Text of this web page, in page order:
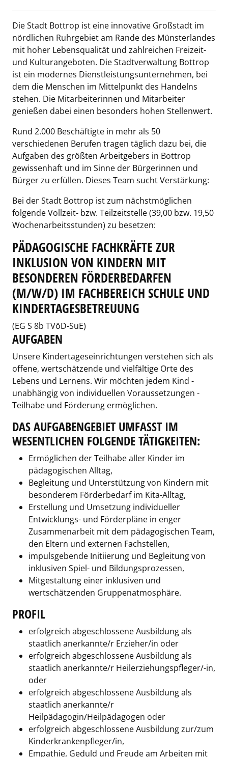
Die Stadt Bottrop ist eine innovative Großstadt im
nördlichen Ruhrgebiet am Rande des Münsterlandes
mit hoher Lebensqualität und zahlreichen Freizeit-
und Kulturangeboten. Die Stadtverwaltung Bottrop
ist ein modernes Dienstleistungsunternehmen, bei
dem die Menschen im Mittelpunkt des Handelns
stehen. Die Mitarbeiterinnen und Mitarbeiter
genießen dabei einen besonders hohen Stellenwert.
Rund 2.000 Beschäftigte in mehr als 50
verschiedenen Berufen tragen täglich dazu bei, die
Aufgaben des größten Arbeitgebers in Bottrop
gewissenhaft und im Sinne der Bürgerinnen und
Bürger zu erfüllen. Dieses Team sucht Verstärkung:
Bei der Stadt Bottrop ist zum nächstmöglichen
folgende Vollzeit- bzw. Teilzeitstelle (39,00 bzw. 19,50
Wochenarbeitsstunden) zu besetzen:
PÄDAGOGISCHE FACHKRÄFTE ZUR
INKLUSION VON KINDERN MIT
BESONDEREN FÖRDERBEDARFEN
(M/W/D) IM FACHBEREICH SCHULE UND
KINDERTAGESBETREUUNG
(EG S 8b TVöD-SuE)
AUFGABEN
Unsere Kindertageseinrichtungen verstehen sich als
offene, wertschätzende und vielfältige Orte des
Lebens und Lernens. Wir möchten jedem Kind -
unabhängig von individuellen Voraussetzungen -
Teilhabe und Förderung ermöglichen.
DAS AUFGABENGEBIET UMFASST IM
WESENTLICHEN FOLGENDE TÄTIGKEITEN:
Ermöglichen der Teilhabe aller Kinder im
pädagogischen Alltag,
Begleitung und Unterstützung von Kindern mit
besonderem Förderbedarf im Kita-Alltag,
Erstellung und Umsetzung individueller
Entwicklungs- und Förderpläne in enger
Zusammenarbeit mit dem pädagogischen Team,
den Eltern und externen Fachstellen,
impulsgebende Initiierung und Begleitung von
inklusiven Spiel- und Bildungsprozessen,
Mitgestaltung einer inklusiven und
wertschätzenden Gruppenatmosphäre.
PROFIL
erfolgreich abgeschlossene Ausbildung als
staatlich anerkannte/r Erzieher/in oder
erfolgreich abgeschlossene Ausbildung als
staatlich anerkannte/r Heilerziehungspfleger/-in,
oder
erfolgreich abgeschlossene Ausbildung als
staatlich anerkannte/r
Heilpädagogin/Heilpädagogen oder
erfolgreich abgeschlossene Ausbildung zur/zum
Kinderkrankenpfleger/in,
Empathie, Geduld und Freude am Arbeiten mit